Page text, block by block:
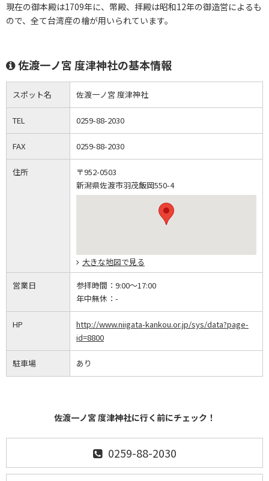
現在の御本殿は1709年に、幣殿、拝殿は昭和12年の御造営によるも
ので、全て台湾産の檜が用いられています。
佐渡一ノ宮 度津神社の基本情報
スポット名 佐渡一ノ宮 度津神社
TEL 0259-88-2030
FAX 0259-88-2030
住所
〒952-0503
新潟県佐渡市羽茂飯岡550-4
大きな地図で見る
営業日 参拝時間： 9:00～17:00
年中無休： -
HP
http://www.niigata-kankou.or.jp/sys/data?page-
id=8800
駐車場 あり
佐渡一ノ宮 度津神社に行く前にチェック！
0259-88-2030